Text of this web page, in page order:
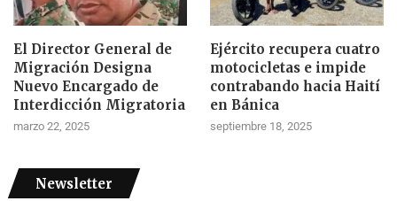
El Director General de
Migración Designa
Nuevo Encargado de
Interdicción Migratoria
marzo 22, 2025
Ejército recupera cuatro
motocicletas e impide
contrabando hacia Haití
en Bánica
septiembre 18, 2025
Newsletter